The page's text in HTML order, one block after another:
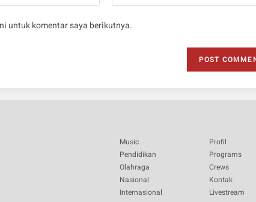
untuk komentar saya berikutnya.
Music
Pendidikan
Olahraga
Nasional
Internasional
Profil
Programs
Crews
Kontak
Livestream